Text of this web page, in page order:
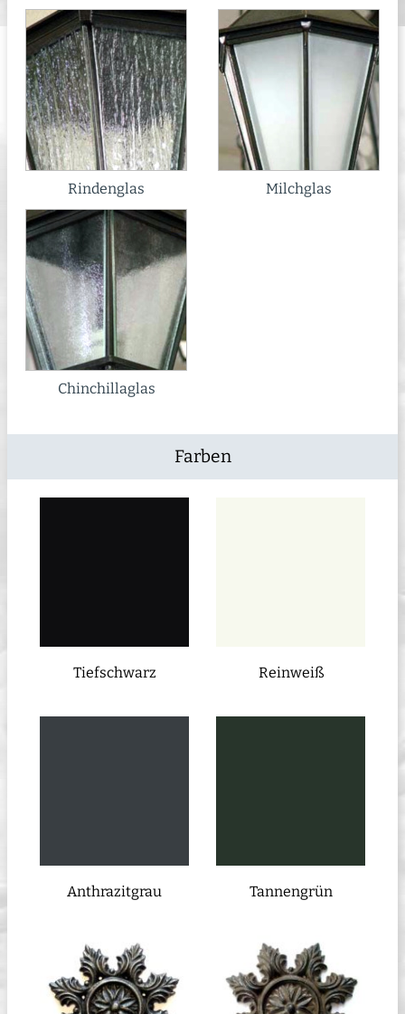
Rindenglas Milchglas
Chinchillaglas
Farben
Tiefschwarz Reinweiß
Anthrazitgrau Tannengrün